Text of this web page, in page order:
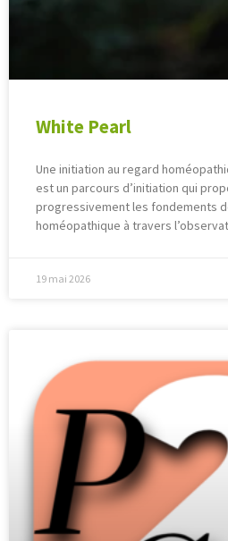
White Pearl
Une initiation au regard
est un parcours d’initiation qui
progressivement les fondements
homéopathique à travers
19 mai 2026